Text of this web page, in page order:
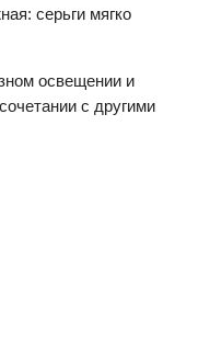
серьги мягко
освещении и
с другими